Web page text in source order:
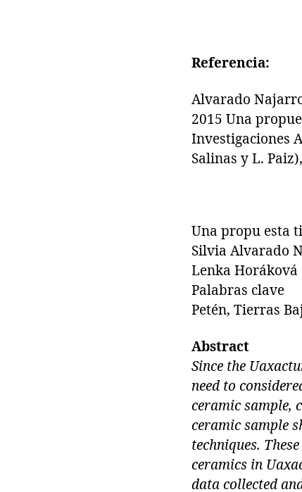
Referencia:
Alvarado
2015 Una
Investigaciones
Salinas y L.
Una propu esta
Silvia Alvarado
Lenka Horáková
Palabras clave
Petén, Tierras
Abstract
Since the
need to
ceramic sample,
ceramic sample
techniques.
ceramics in
data collected